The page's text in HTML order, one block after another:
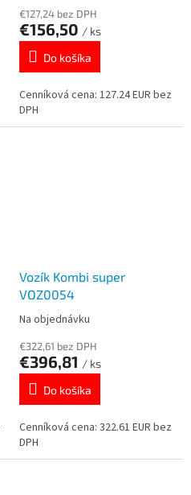
€127,24 bez DPH
€156,50 / ks
Do košíka
Cenníková cena: 127.24 EUR bez
DPH
Vozík Kombi super
VOZ0054
Na objednávku
€322,61 bez DPH
€396,81 / ks
Do košíka
Cenníková cena: 322.61 EUR bez
DPH